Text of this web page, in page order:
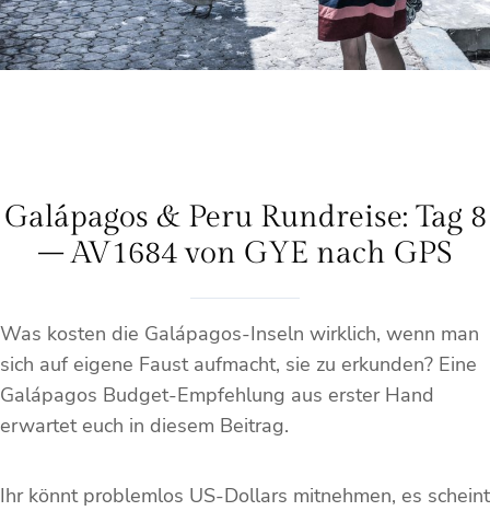
Galápagos & Peru Rundreise: Tag 8
– AV1684 von GYE nach GPS
Was kosten die Galápagos-Inseln wirklich, wenn man
sich auf eigene Faust aufmacht, sie zu erkunden? Eine
Galápagos Budget-Empfehlung aus erster Hand
erwartet euch in diesem Beitrag.
Ihr könnt problemlos US-Dollars mitnehmen, es scheint